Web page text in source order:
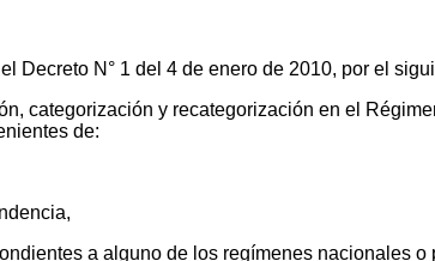
Decreto N° 1 del 4 de enero de 2010, por el
categorización y recategorización en el
de:
a alguno de los regímenes nacionales o